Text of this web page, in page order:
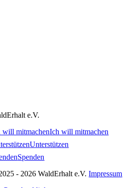
e.V.
will mitmachenIch will mitmachen
Unterstützen
Spenden
- 2026 WaldErhalt e.V.Impressum